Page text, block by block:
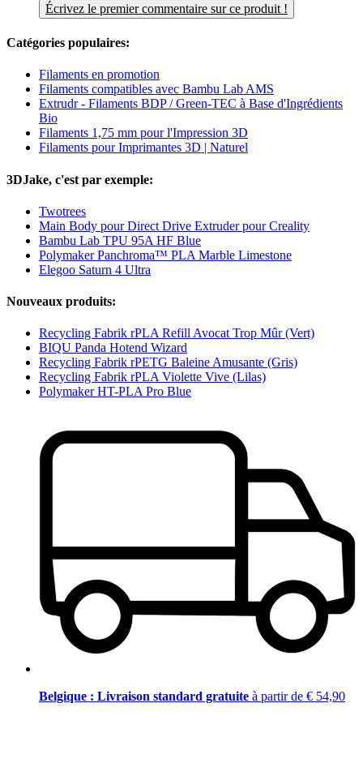
Écrivez le premier commentaire sur ce produit !
Catégories populaires:
Filaments en promotion
Filaments compatibles avec Bambu Lab AMS
Extrudr - Filaments BDP / Green-TEC à Base d'Ingrédients
Bio
Filaments 1,75 mm pour l'Impression 3D
Filaments pour Imprimantes 3D | Naturel
3DJake, c'est par exemple:
Twotrees
Main Body pour Direct Drive Extruder pour Creality
Bambu Lab TPU 95A HF Blue
Polymaker Panchroma™ PLA Marble Limestone
Elegoo Saturn 4 Ultra
Nouveaux produits:
Recycling Fabrik rPLA Refill Avocat Trop Mûr (Vert)
BIQU Panda Hotend Wizard
Recycling Fabrik rPETG Baleine Amusante (Gris)
Recycling Fabrik rPLA Violette Vive (Lilas)
Polymaker HT-PLA Pro Blue
Belgique : Livraison standard gratuite à partir de € 54,90